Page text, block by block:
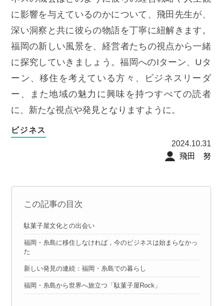
に影響を与えているのかについて、飛田先生が、
深い洞察と共に彼らの物語を丁寧に紐解きます。
福岡の新しい風景を、経営者たちの視点から一緒
に探究していきましょう。福岡へのIターン、Uタ
ーン、移住を考えている方々、ビジネスリーダ
ー、また地域の魅力に興味を持つすべての読者
に、新たな視点や発見となりますように。
ビジネス
2024.10.31
飛田 努
この記事の目次
駄菓子屋文化との出会い
福岡・糸島に移住しなければ，今のビジネスは始まらなかっ
た
新しい発見の連続：福岡・糸島での暮らし
福岡・糸島から世界へ旅立つ「駄菓子屋Rock」